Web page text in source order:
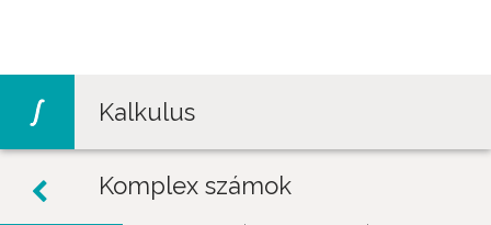
Kalkulus
Komplex számok